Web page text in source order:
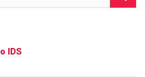
IDS